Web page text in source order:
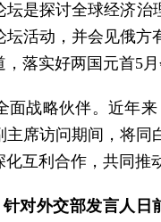
坛是探讨全球经济
活动，并会见俄
落实好两国元首5
面战略伙伴。近年
席访问期间，将
互利合作，共同
对外交部发言人